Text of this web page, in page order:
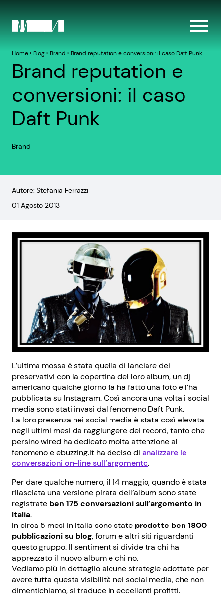
Home‣ Blog‣ Brand ‣ Brand reputation e conversioni: il caso Daft Punk
Brand reputation e
conversioni: il caso
Daft Punk
Brand
Autore: Stefania Ferrazzi
01 Agosto 2013
L’ultima mossa è stata quella di lanciare dei
preservativi con la copertina del loro album, un dj
americano qualche giorno fa ha fatto una foto e l’ha
pubblicata su Instagram. Così ancora una volta i social
media sono stati invasi dal fenomeno Daft Punk.
La loro presenza nei social media è stata così elevata
negli ultimi mesi da raggiungere dei record, tanto che
persino wired ha dedicato molta attenzione al
fenomeno e ebuzzing.it ha deciso di analizzare le
conversazioni on-line sull’argomento.
Per dare qualche numero, il 14 maggio, quando è stata
rilasciata una versione pirata dell’album sono state
registrate ben 175 conversazioni sull’argomento in
Italia.
In circa 5 mesi in Italia sono state prodotte ben 1800
pubblicazioni su blog, forum e altri siti riguardanti
questo gruppo. Il sentiment si divide tra chi ha
apprezzato il nuovo album e chi no.
Vediamo più in dettaglio alcune strategie adottate per
avere tutta questa visibilità nei social media, che non
dimentichiamo, si traduce in eccellenti profitti.